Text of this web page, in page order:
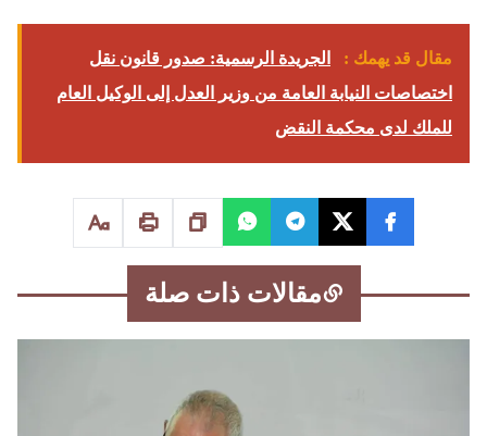
مقال قد يهمك :
الجريدة الرسمية: صدور قانون نقل
اختصاصات النيابة العامة من وزير العدل إلى الوكيل العام
للملك لدى محكمة النقض
مقالات ذات صلة